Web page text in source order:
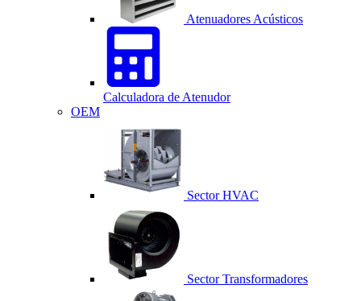
Atenuadores Acústicos
Calculadora de Atenudor
OEM
Sector HVAC
Sector Transformadores